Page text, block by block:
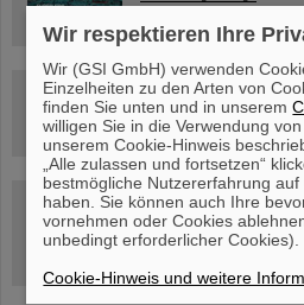
Rundflug über die FAIR-
Besichtigung von GSI/
jetzt Termin buchen!
Wir respektieren Ihre
Wir (GSI GmbH) verwenden
Einzelheiten zu den Arten von
finden Sie unten und in unserem
willigen Sie in die Verwendung
unserem Cookie-Hinweis
„Alle zulassen und fortsetzen“
bestmögliche Nutzererfahrung
haben. Sie können auch Ihre
vornehmen oder Cookies
unbedingt erforderlicher Cookies).
Cookie-Hinweis und weitere